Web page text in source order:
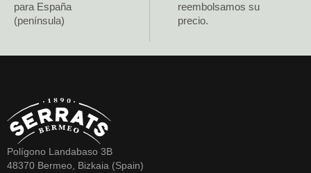
para España
(península)
reembolsamos su
precio.
Polígono Landabaso 3B
48370 Bermeo, Bizkaia (Spain)